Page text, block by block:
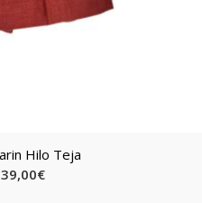
Hilo Teja
39,00€